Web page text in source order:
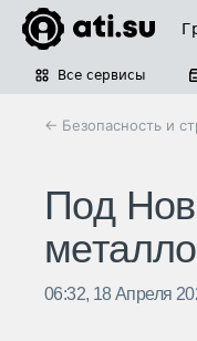
Все сервисы
← Безопасность и
Под
06:32, 18 Апреля